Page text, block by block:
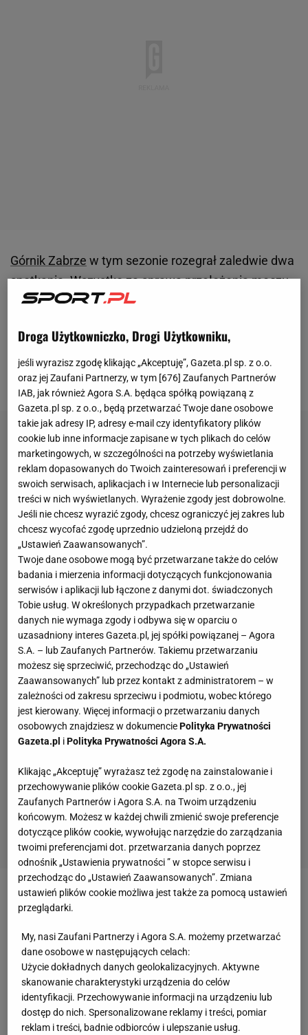
Górnik Zabrze w tym sezonie rozegrał zaledwie dwa
spotkania. Wszystko za sprawą przełożeniameczu
2. kolejki zLechią Gdańsk
Europy. Po dwóch rozegranych meczach zabrzanie
mają na koncie trzy punkty, dzięki sobotniej
wygranej nadRadomiakiem.
Zobacz wideoWidzew po ośmiu latach wrócił do
Górnik Zabrze wygrywa pierwszy mecz w sezonie.
Szymon Włodarczyk bohaterem
Choć spotkanie w Radomiu rozpoczęło się od
Droga Użytkowniczko, Drogi Użytkowniku,
jeśli wyrazisz zgodę klikając „Akceptuję”, Gazeta.pl sp. z o.o.
oraz jej Zaufani Partnerzy, w tym [676] Zaufanych Partnerów
IAB, jak również Agora S.A. będąca spółką powiązaną z
Gazeta.pl sp. z o.o., będą przetwarzać Twoje dane osobowe
takie jak adresy IP, adresy e-mail czy identyfikatory plików
cookie lub inne informacje zapisane w tych plikach do celów
marketingowych, w szczególności na potrzeby wyświetlania
reklam dopasowanych do Twoich zainteresowań i preferencji w
swoich serwisach, aplikacjach i w Internecie lub personalizacji
treści w nich wyświetlanych. Wyrażenie zgody jest dobrowolne.
Jeśli nie chcesz wyrazić zgody, chcesz ograniczyć jej zakres lub
chcesz wycofać zgodę uprzednio udzieloną przejdź do
„Ustawień Zaawansowanych”.
Twoje dane osobowe mogą być przetwarzane także do celów
badania i mierzenia informacji dotyczących funkcjonowania
serwisów i aplikacji lub łączone z danymi dot. świadczonych
Tobie usług. W określonych przypadkach przetwarzanie
danych nie wymaga zgody i odbywa się w oparciu o
uzasadniony interes Gazeta.pl, jej spółki powiązanej – Agora
S.A. – lub Zaufanych Partnerów. Takiemu przetwarzaniu
możesz się sprzeciwić, przechodząc do „Ustawień
Zaawansowanych” lub przez kontakt z administratorem – w
zależności od zakresu sprzeciwu i podmiotu, wobec którego
jest kierowany. Więcej informacji o przetwarzaniu danych
osobowych znajdziesz w dokumenciePolityka Prywatności
Gazeta.pl iPolityka Prywatności Agora S.A.
Klikając „Akceptuję” wyrażasz też zgodę na zainstalowanie i
przechowywanie plików cookie Gazeta.pl sp. z o.o., jej
Zaufanych Partnerów i Agora S.A. na Twoim urządzeniu
końcowym. Możesz w każdej chwili zmienić swoje preferencje
dotyczące plików cookie, wywołując narzędzie do zarządzania
twoimi preferencjami dot. przetwarzania danych poprzez
odnośnik „Ustawienia prywatności ” w stopce serwisu i
przechodząc do „Ustawień Zaawansowanych”. Zmiana
ustawień plików cookie możliwa jest także za pomocą ustawień
przeglądarki.
My, nasi Zaufani Partnerzy i Agora S.A. możemy przetwarzać
dane osobowe w następujących celach:
Użycie dokładnych danych geolokalizacyjnych. Aktywne
skanowanie charakterystyki urządzenia do celów
identyfikacji. Przechowywanie informacji na urządzeniu lub
dostęp do nich. Spersonalizowane reklamy i treści, pomiar
reklam i treści, badnie odbiorców i ulepszanie usług.